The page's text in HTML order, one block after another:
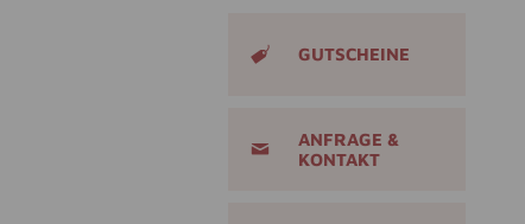
GUTSCHEINE
ANFRAGE &
KONTAKT